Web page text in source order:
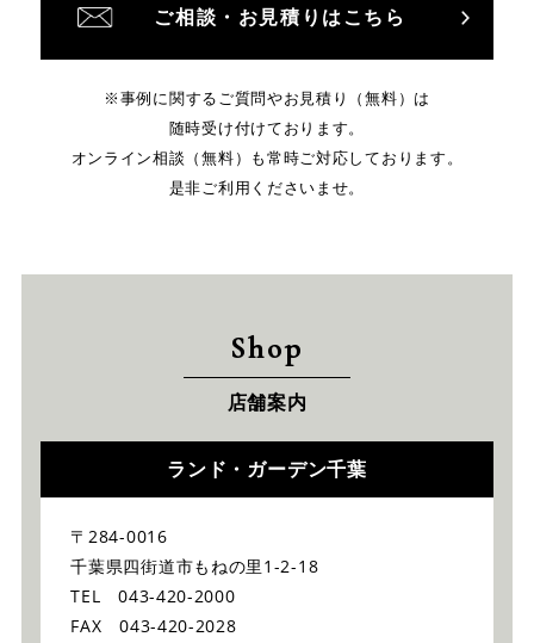
ご相談・お見積りはこちら
※事例に関するご質問やお見積り（無料）は
随時受け付けております。
オンライン相談（無料）も常時ご対応しております。
是非ご利用くださいませ。
Shop
店舗案内
ランド・ガーデン千葉
〒284-0016
千葉県四街道市もねの里1-2-18
TEL 043-420-2000
FAX 043-420-2028